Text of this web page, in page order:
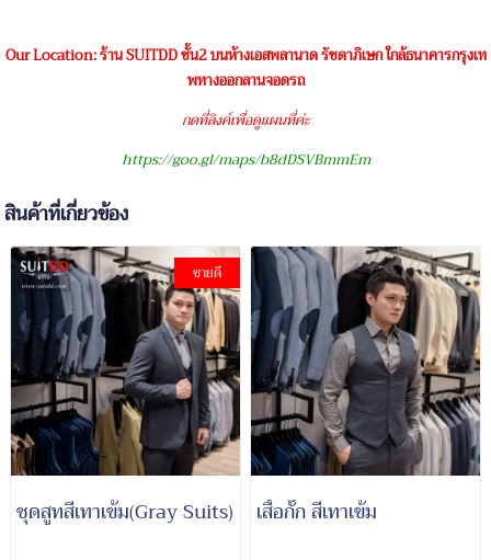
Our Location: ร้าน SUITDD ชั้น2 บนห้างเอสพลานาด รัชดาภิเษก ใกล้ธนาคารกรุงเท
พทางออกลานจอดรถ
กดที่ลิงค์เพื่อดูแผนที่ค่ะ
https://goo.gl/maps/b8dDSVBmmEm
สินค้าที่เกี่ยวข้อง
ขายดี
ชุดสูทสีเทาเข้ม(Gray Suits) เสื้อกั๊ก สีเทาเข้ม